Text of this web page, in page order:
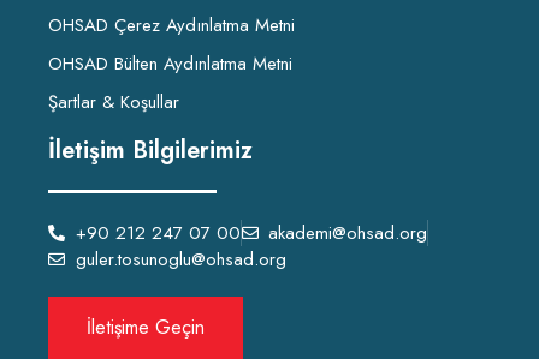
OHSAD Çerez Aydınlatma Metni
OHSAD Bülten Aydınlatma Metni
Şartlar & Koşullar
İletişim Bilgilerimiz
+90 212 247 07 00
akademi@ohsad.org
guler.tosunoglu@ohsad.org
İletişime Geçin